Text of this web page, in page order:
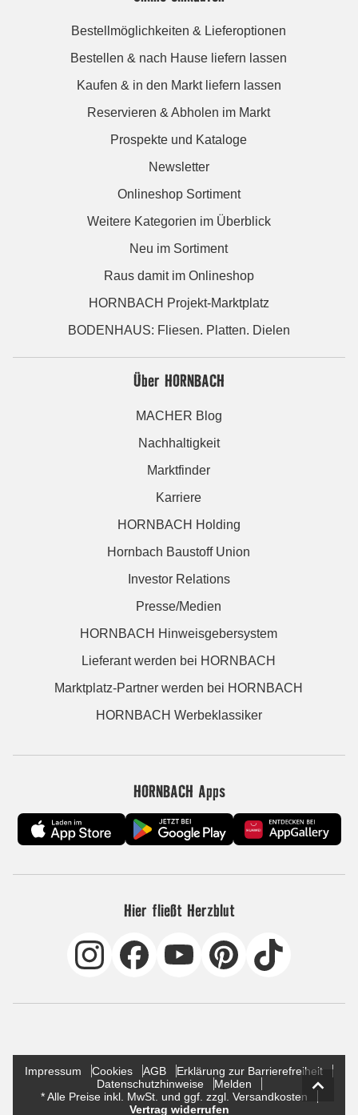
Bestellmöglichkeiten & Lieferoptionen
Bestellen & nach Hause liefern lassen
Kaufen & in den Markt liefern lassen
Reservieren & Abholen im Markt
Prospekte und Kataloge
Newsletter
Onlineshop Sortiment
Weitere Kategorien im Überblick
Neu im Sortiment
Raus damit im Onlineshop
HORNBACH Projekt-Marktplatz
BODENHAUS: Fliesen. Platten. Dielen
Über HORNBACH
MACHER Blog
Nachhaltigkeit
Marktfinder
Karriere
HORNBACH Holding
Hornbach Baustoff Union
Investor Relations
Presse/Medien
HORNBACH Hinweisgebersystem
Lieferant werden bei HORNBACH
Marktplatz-Partner werden bei HORNBACH
HORNBACH Werbeklassiker
HORNBACH Apps
Hier fließt Herzblut
Impressum Cookies AGB
Erklärung zur Barrierefreiheit
Datenschutzhinweise
Melden
* Alle Preise inkl. MwSt. und ggf. zzgl. Versandkosten
Vertrag widerrufen